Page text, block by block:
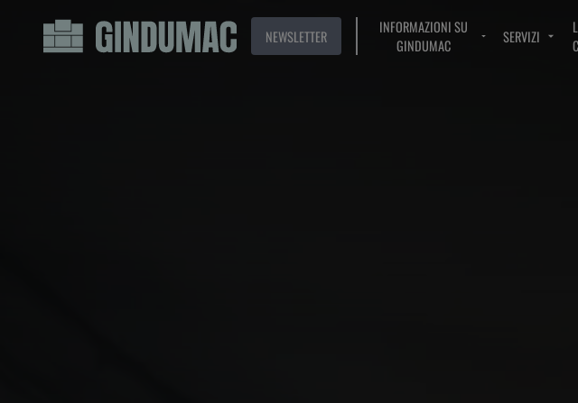
NEWSLETTER
INFORMAZIONI SU
GINDUMAC
SERVIZI